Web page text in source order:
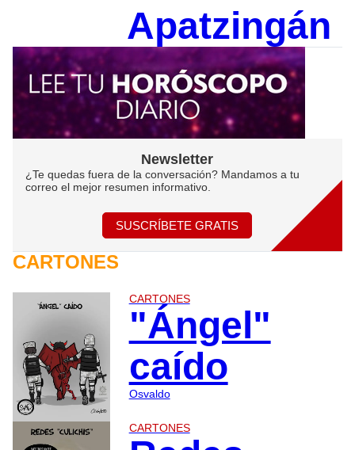
Apatzingán
Newsletter
¿Te quedas fuera de la conversación? Mandamos a tu
correo el mejor resumen informativo.
SUSCRÍBETE GRATIS
CARTONES
CARTONES
"Ángel"
caído
Osvaldo
CARTONES